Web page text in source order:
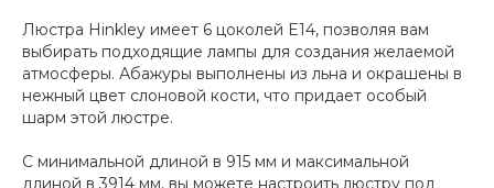
Люстра Hinkley имеет 6 цоколей E14, позволяя вам
выбирать подходящие лампы для создания желаемой
атмосферы. Абажуры выполнены из льна и окрашены в
нежный цвет слоновой кости, что придает особый
шарм этой люстре.
С минимальной длиной в 915 мм и максимальной
длиной в 3914 мм, вы можете настроить люстру под